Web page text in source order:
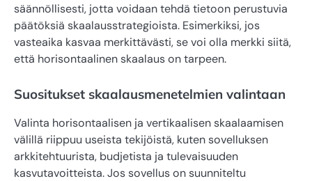
säännöllisesti, jotta voidaan tehdä tietoon perustuvia
päätöksiä skaalausstrategioista. Esimerkiksi, jos
vasteaika kasvaa merkittävästi, se voi olla merkki siitä,
että horisontaalinen skaalaus on tarpeen.
Suositukset skaalausmenetelmien valintaan
Valinta horisontaalisen ja vertikaalisen skaalaamisen
välillä riippuu useista tekijöistä, kuten sovelluksen
arkkitehtuurista, budjetista ja tulevaisuuden
kasvutavoitteista. Jos sovellus on suunniteltu